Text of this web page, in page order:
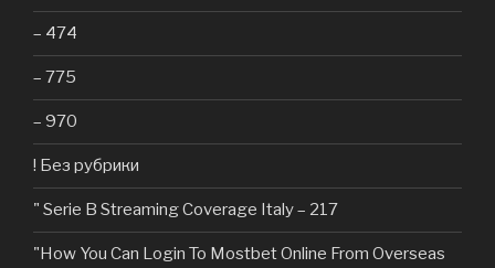
– 474
– 775
– 970
! Без рубрики
"️ Serie B Streaming Coverage Italy – 217
"How You Can Login To Mostbet Online From Overseas